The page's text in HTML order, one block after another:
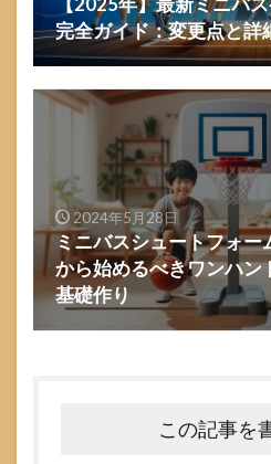
【2025年】最新ミニバ
完全ガイド：変更点と詳
2024年5月28日
ミニバスシュートフォ
から始めるべきワンハン
基礎作り
この記事を